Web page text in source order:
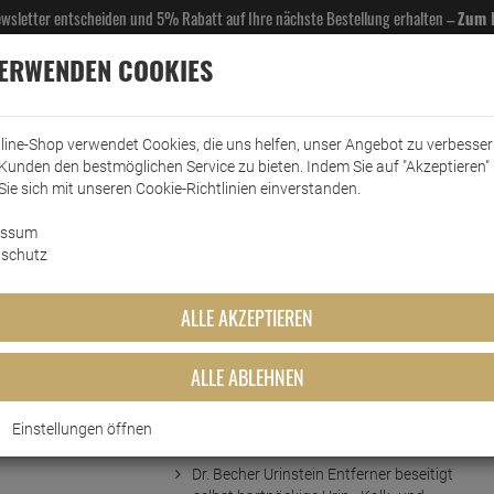
entscheiden und 5% Rabatt auf Ihre nächste Bestellung erhalten –Zum
& GASTROBEDARF DROGERIE KÜCHE & HAUSHALT KFZ
750 ml
Dr. Becher Urinstein Entferner beseitigt
COOKIES
Shop verwendet Cookies, die uns helfen, unser Angebot zu
den bestmöglichen Service zu bieten. Indem Sie auf "Akzeptieren"
sich mit unseren Cookie-Richtlinien einverstanden.
ALLE AKZEPTIEREN
ALLE ABLEHNEN
Einstellungen öffnen